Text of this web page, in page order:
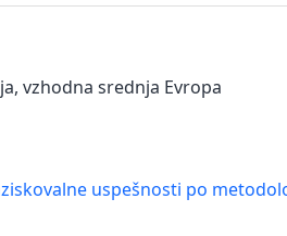
vzhodna srednja Evropa
uspešnosti po